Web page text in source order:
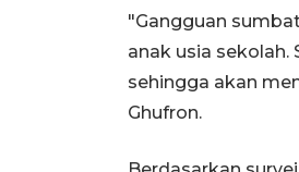
"Gangguan
anak usia
sehingga akan
Ghufron.